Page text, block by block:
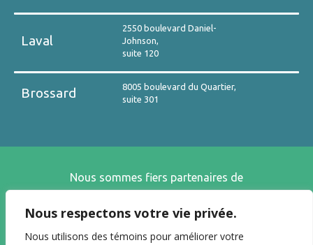
Nous respectons votre vie privée.
Nous utilisons des témoins pour améliorer votre
Laval
2550 boulevard Daniel-
Johnson,
suite 120
Brossard
8005 boulevard du Quartier,
suite 301
Nous sommes fiers partenaires de